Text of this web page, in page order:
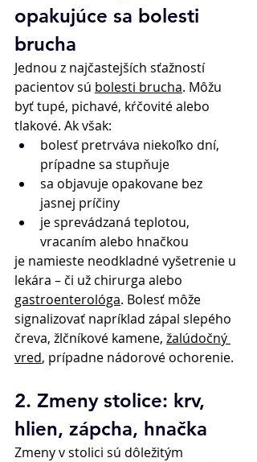
opakujúce sa bolesti
brucha
Jednou z najčastejších sťažností
pacientov sú bolesti brucha. Môžu
byť tupé, pichavé, kŕčovité alebo
tlakové. Ak však:
bolesť pretrváva niekoľko dní,
prípadne sa stupňuje
sa objavuje opakovane bez
jasnej príčiny
je sprevádzaná teplotou,
vracaním alebo hnačkou
je namieste neodkladné vyšetrenie u
lekára – či už chirurga alebo
gastroenterológa. Bolesť môže
signalizovať napríklad zápal slepého
čreva, žlčníkové kamene, žalúdočný
vred, prípadne nádorové ochorenie.
2. Zmeny stolice: krv,
hlien, zápcha, hnačka
Zmeny v stolici sú dôležitým